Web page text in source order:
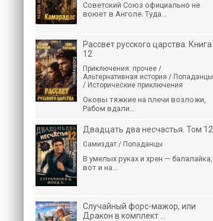
Советский Союз официально не
воюет в Анголе. Туда...
Рассвет русского царства. Книга
12
Приключения: прочее /
Альтернативная история / Попаданцы
/ Исторические приключения
Оковы тяжкие на плечи возложи,
Рабом вдали...
Двадцать два несчастья. Том 12
Самиздат / Попаданцы
В умелых руках и хрен — балалайка,
вот и на...
Случайный форс-мажор, или
Дракон в комплект ...